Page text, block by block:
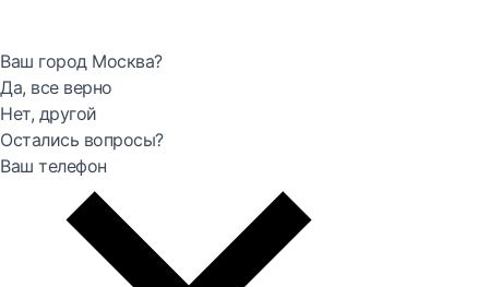
Ваш город Москва?
Да, все верно
Нет, другой
Остались вопросы?
Ваш телефон